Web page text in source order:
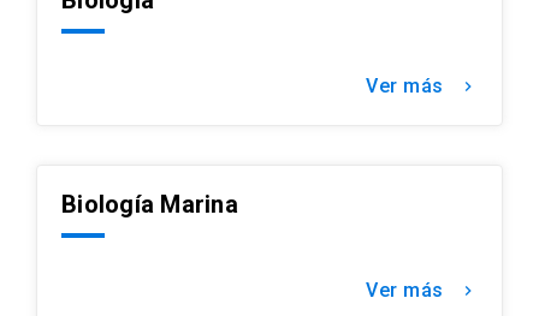
Ver más keyboard_arrow_right
Biología Marina
Ver más keyboard_arrow_right